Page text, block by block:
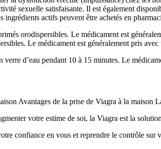
sexuelle satisfaisante. Il est également
actifs peuvent être achetés en
orodispersibles. Le médicament est
Le médicament est généralement pris
d’eau pendant 10 à 15 minutes. Le
Avantages de la prise de Viagra à la maison
votre estime de soi, la Viagra est la
confiance en vous et reprendre le contrôle sur